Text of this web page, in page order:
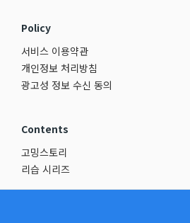
Policy
서비스 이용약관
개인정보 처리방침
광고성 정보 수신 동의
Contents
고밍스토리
리습 시리즈